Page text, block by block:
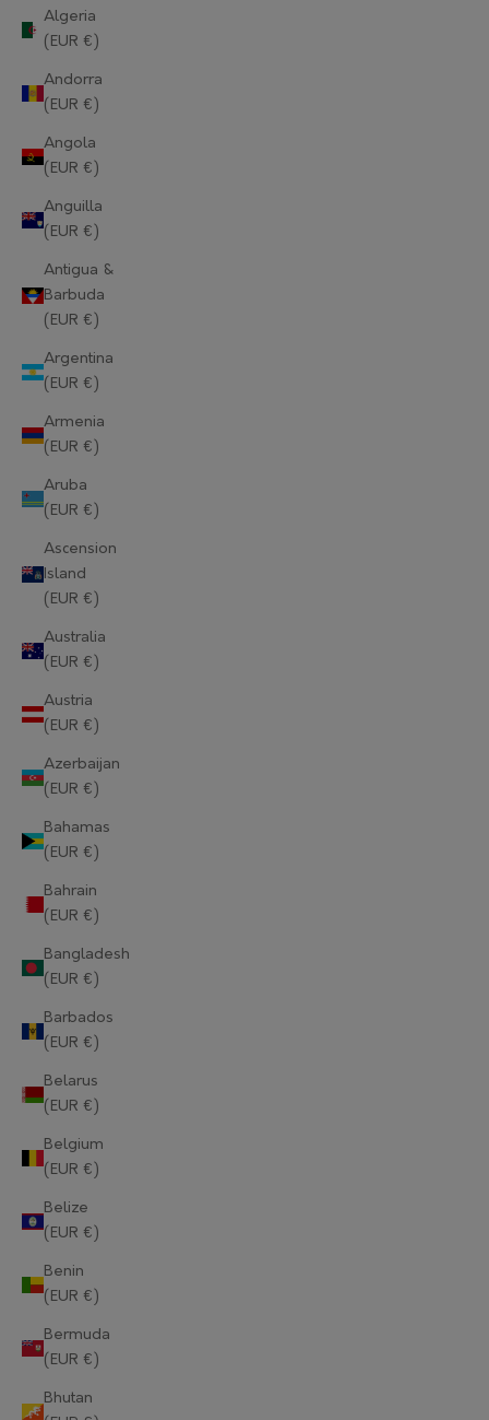
Algeria
(EUR €)
Andorra
(EUR €)
Angola
(EUR €)
Anguilla
(EUR €)
Antigua &
Barbuda
(EUR €)
Argentina
(EUR €)
Armenia
(EUR €)
Aruba
(EUR €)
Ascension
Island
(EUR €)
Australia
(EUR €)
Austria
(EUR €)
Azerbaijan
(EUR €)
Bahamas
(EUR €)
Bahrain
(EUR €)
Bangladesh
(EUR €)
Barbados
(EUR €)
Belarus
(EUR €)
Belgium
(EUR €)
Belize
(EUR €)
Benin
(EUR €)
Bermuda
(EUR €)
Bhutan